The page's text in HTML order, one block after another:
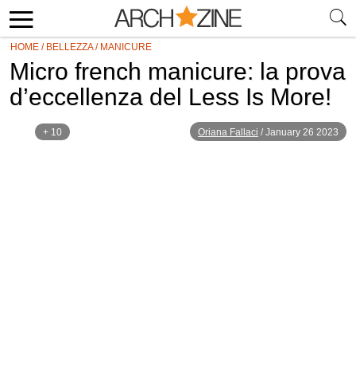
HOME / BELLEZZA/ MANICURE
Micro french manicure: la prova
d’eccellenza del Less Is More!
+ 10 Oriana Fallaci /January 26 2023